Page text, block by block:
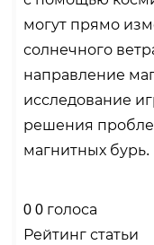
могут прямо
солнечного
направление
исследование
решения
магнитных бурь.
0 0 голоса
Рейтинг статьи